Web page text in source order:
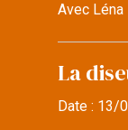
Avec
La
Date : 13/